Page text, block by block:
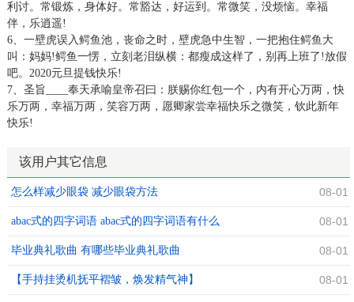
利讨。常锻炼，身体好。常豁达，好运到。常微笑，没烦恼。幸福
伴，乐逍遥!
6、一壁虎误入鳄鱼池，丧命之时，壁虎急中生智，一把抱住鳄鱼大
叫：妈妈!鳄鱼一愣，立刻老泪纵横：都瘦成这样了，别再上班了!放假
吧。2020元旦提钱快乐!
7、圣旨____奉天承喻皇帝召曰：朕赐你红包一个，内有开心万两，快
乐万两，幸福万两，笑容万两，愿卿家尝幸福快乐之微笑，钦此新年
快乐!
该用户其它信息
怎么样减少眼袋 减少眼袋方法 08-01
abac式的四字词语 abac式的四字词语有什么 08-01
毕业典礼歌曲 有哪些毕业典礼歌曲 08-01
【手持挂烫机抚平褶皱，焕发精气神】 08-01